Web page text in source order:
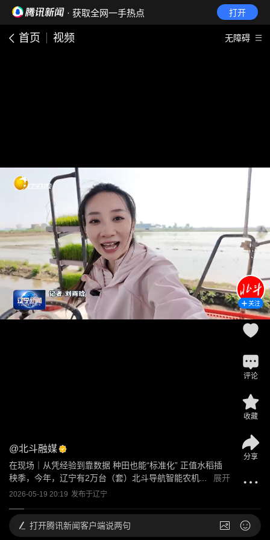
· 获取全网一手热点 打开
首页 视频 无障碍
@北斗融媒
在现场｜从凭经验到靠数据 种田也能“标准化” 正值水稻插
秧季，今年，辽宁有2万台（套）北斗导航智能农机...
展开
2026-05-19 20:19 发布于辽宁
关注
评论
收藏
分享
打开腾讯新闻客户端说两句